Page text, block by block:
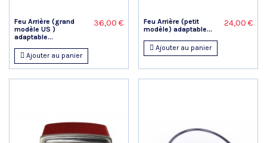
Feu Arrière (grand
modèle US )
adaptable...
36,00 €
Ajouter au panier
Feu Arrière (petit
modèle) adaptable...
24,00 €
Ajouter au panier